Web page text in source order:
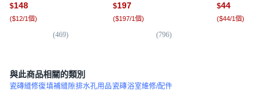
用, 12個, 無香味
$148
($12/1個)
(469)
無香
$197
($197/1個)
(796)
房過濾 淋浴過
康, 1個, 韓國
$44
($44/1個)
與此商品相關的類別
瓷磚縫修復填補縫隙排水孔用品瓷磚浴室維修/配件